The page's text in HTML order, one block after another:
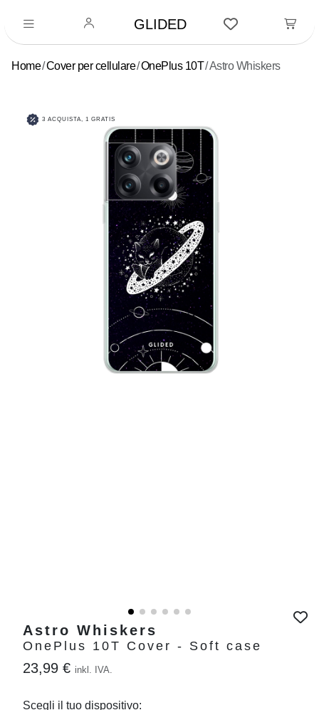
GLIDED
Home Cover per cellulare OnePlus 10T Astro Whiskers
3 ACQUISTA, 1 GRATIS
Astro Whiskers
OnePlus 10T Cover - Soft case
23,99 € inkl. IVA.
Scegli il tuo dispositivo: